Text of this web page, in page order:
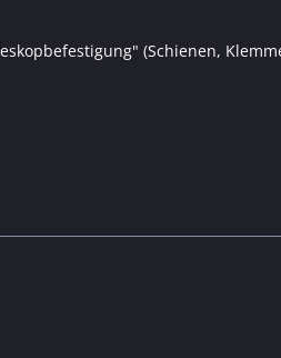
(Schienen,